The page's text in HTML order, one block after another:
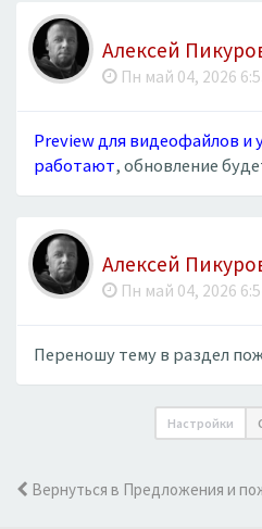
Алексей
Пн май 04, 2026
Preview для видеофайлов и
работают, обновление
Алексей
Пн май 04, 2026
Переношу тему в раздел
Настройки
Вернуться в Предложения и